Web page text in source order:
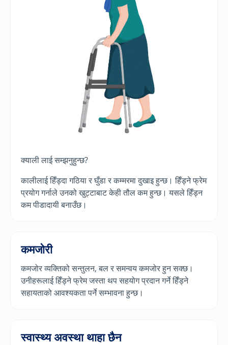
क्याली लाई सम्झनुहुन्छ?
कालीलाई हिँड्दा गठिया र घुँडा र कम्मरमा दुखाइ हुन्छ। हिँड्ने फ्रेम
प्रयोग गर्नाले उनको खुट्टाबाट केही तौल कम हुन्छ। यसले हिँड्न
कम पीडादायी बनाउँछ।
कमजोरी
कमजोर व्यक्तिको सन्तुलन, बल र समन्वय कमजोर हुन सक्छ।
उनीहरूलाई हिँड्ने फ्रेम जस्ता थप सहयोग प्रदान गर्ने हिँड्ने
सहायताको आवश्यकता पर्ने सम्भावना हुन्छ।
स्वास्थ्य अवस्था थाहा छैन